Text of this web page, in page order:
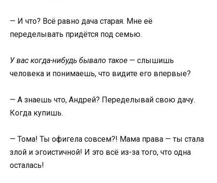
— И что? Всё равно дача старая. Мне её
переделывать придётся под семью.
У вас когда-нибудь бывало такое — слышишь
человека и понимаешь, что видите его впервые?
— А знаешь что, Андрей? Переделывай свою дачу.
Когда купишь.
— Тома! Ты офигела совсем?! Мама права — ты стала
злой и эгоистичной! И это всё из-за того, что одна
осталась!